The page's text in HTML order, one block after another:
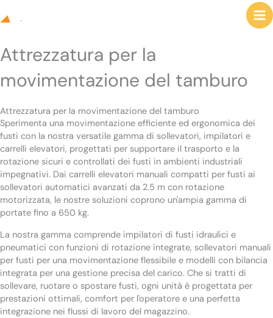
al
Attrezzatura per la
movimentazione del tamburo
Attrezzatura per la movimentazione del tamburo
Sperimenta una movimentazione efficiente ed ergonomica dei
fusti con la nostra versatile gamma di sollevatori, impilatori e
carrelli elevatori, progettati per supportare il trasporto e la
rotazione sicuri e controllati dei fusti in ambienti industriali
impegnativi. Dai carrelli elevatori manuali compatti per fusti ai
sollevatori automatici avanzati da 2.5 m con rotazione
motorizzata, le nostre soluzioni coprono un'ampia gamma di
portate fino a 650 kg.
La nostra gamma comprende impilatori di fusti idraulici e
pneumatici con funzioni di rotazione integrate, sollevatori manuali
per fusti per una movimentazione flessibile e modelli con bilancia
integrata per una gestione precisa del carico. Che si tratti di
sollevare, ruotare o spostare fusti, ogni unità è progettata per
prestazioni ottimali, comfort per l'operatore e una perfetta
integrazione nei flussi di lavoro del magazzino.